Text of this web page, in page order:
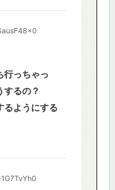
行っちゃっ
するの？
るようにする